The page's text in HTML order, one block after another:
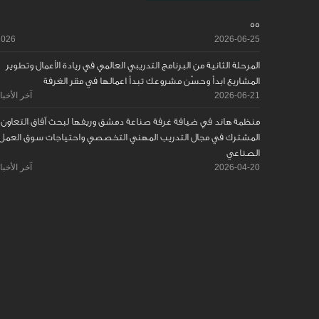
55
2026-06-25
المرحلة الثانية من البرنامج التدريبي العالمي في ريادة الأعمال وتطوير
المشاريع ابدأ وحسّن مشروعك تبدأ اعمالها في مقر الغرفة
2026-06-21 آخر
منظمة هاند في ضيافة غرفة صناعة دمشق وريفها لبحث آفاق التعاون
المشترك في مجال التدريب المهني التخصصي واحتياجات سوق
الصناعي
2026-04-20 آخر